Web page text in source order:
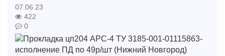
07.06.23
422
0